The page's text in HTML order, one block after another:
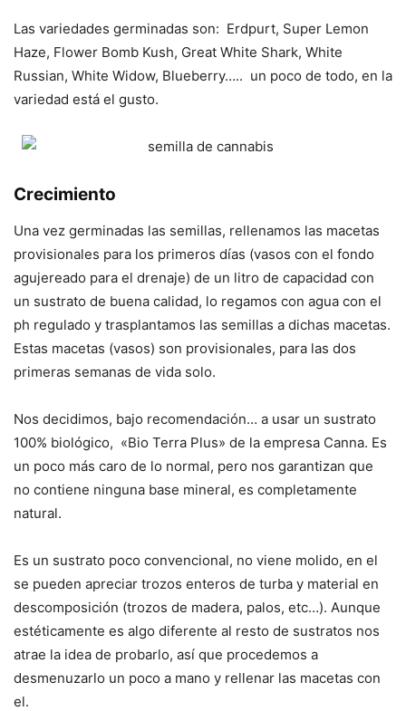
Las variedades germinadas son: Erdpurt, Super Lemon
Haze, Flower Bomb Kush, Great White Shark, White
Russian, White Widow, Blueberry….. un poco de todo, en la
variedad está el gusto.
Crecimiento
Una vez germinadas las semillas, rellenamos las macetas
provisionales para los primeros días (vasos con el fondo
agujereado para el drenaje) de un litro de capacidad con
un sustrato de buena calidad, lo regamos con agua con el
ph regulado y trasplantamos las semillas a dichas macetas.
Estas macetas (vasos) son provisionales, para las dos
primeras semanas de vida solo.
Nos decidimos, bajo recomendación… a usar un sustrato
100% biológico, «Bio Terra Plus» de la empresa Canna. Es
un poco más caro de lo normal, pero nos garantizan que
no contiene ninguna base mineral, es completamente
natural.
Es un sustrato poco convencional, no viene molido, en el
se pueden apreciar trozos enteros de turba y material en
descomposición (trozos de madera, palos, etc…). Aunque
estéticamente es algo diferente al resto de sustratos nos
atrae la idea de probarlo, así que procedemos a
desmenuzarlo un poco a mano y rellenar las macetas con
el.